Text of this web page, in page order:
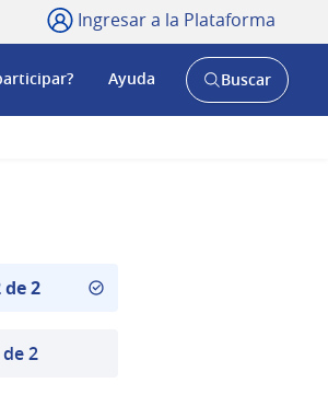
Ingresar a la Plataforma
Ayuda
AbrirBuscar
2
2